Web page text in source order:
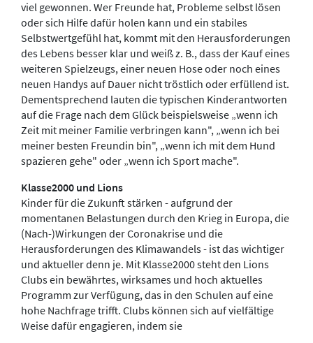
viel gewonnen. Wer Freunde hat, Probleme selbst lösen
oder sich Hilfe dafür holen kann und ein stabiles
Selbstwertgefühl hat, kommt mit den Herausforderungen
des Lebens besser klar und weiß z. B., dass der Kauf eines
weiteren Spielzeugs, einer neuen Hose oder noch eines
neuen Handys auf Dauer nicht tröstlich oder erfüllend ist.
Dementsprechend lauten die typischen Kinderantworten
auf die Frage nach dem Glück beispielsweise „wenn ich
Zeit mit meiner Familie verbringen kann", „wenn ich bei
meiner besten Freundin bin", „wenn ich mit dem Hund
spazieren gehe" oder „wenn ich Sport mache".
Klasse2000 und Lions
Kinder für die Zukunft stärken - aufgrund der
momentanen Belastungen durch den Krieg in Europa, die
(Nach-)Wirkungen der Coronakrise und die
Herausforderungen des Klimawandels - ist das wichtiger
und aktueller denn je. Mit Klasse2000 steht den Lions
Clubs ein bewährtes, wirksames und hoch aktuelles
Programm zur Verfügung, das in den Schulen auf eine
hohe Nachfrage trifft. Clubs können sich auf vielfältige
Weise dafür engagieren, indem sie